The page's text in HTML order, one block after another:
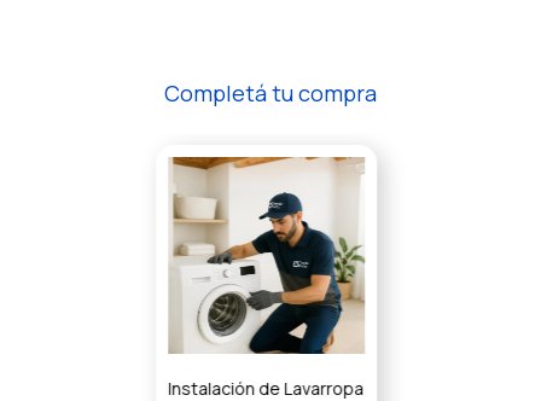
Completá tu compra
Instalación de Lavarropa